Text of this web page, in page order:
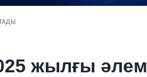
жылғы әлем